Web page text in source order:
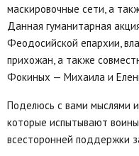
маскировочные сети, а
Данная гуманитарная
Феодосийской епархии,
прихожан, а также
Фокиных — Михаила и
Поделюсь с вами мыслями
которые испытывают
всесторонней поддержки